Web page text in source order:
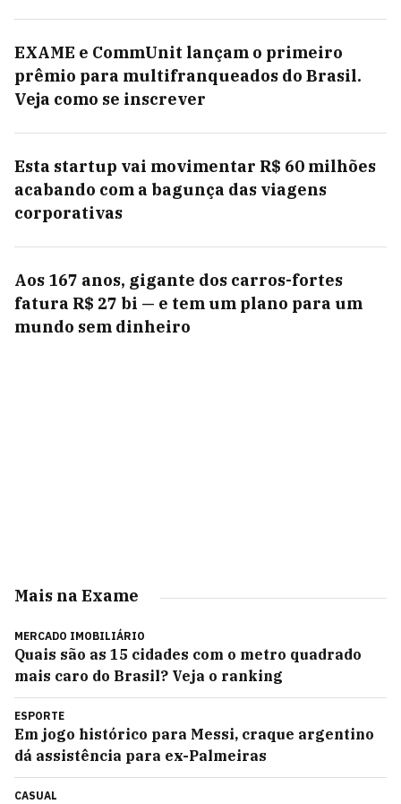
EXAME e CommUnit lançam o primeiro
prêmio para multifranqueados do Brasil.
Veja como se inscrever
Esta startup vai movimentar R$ 60 milhões
acabando com a bagunça das viagens
corporativas
Aos 167 anos, gigante dos carros-fortes
fatura R$ 27 bi — e tem um plano para um
mundo sem dinheiro
Mais na Exame
MERCADO IMOBILIÁRIO
Quais são as 15 cidades com o metro quadrado
mais caro do Brasil? Veja o ranking
ESPORTE
Em jogo histórico para Messi, craque argentino
dá assistência para ex-Palmeiras
CASUAL